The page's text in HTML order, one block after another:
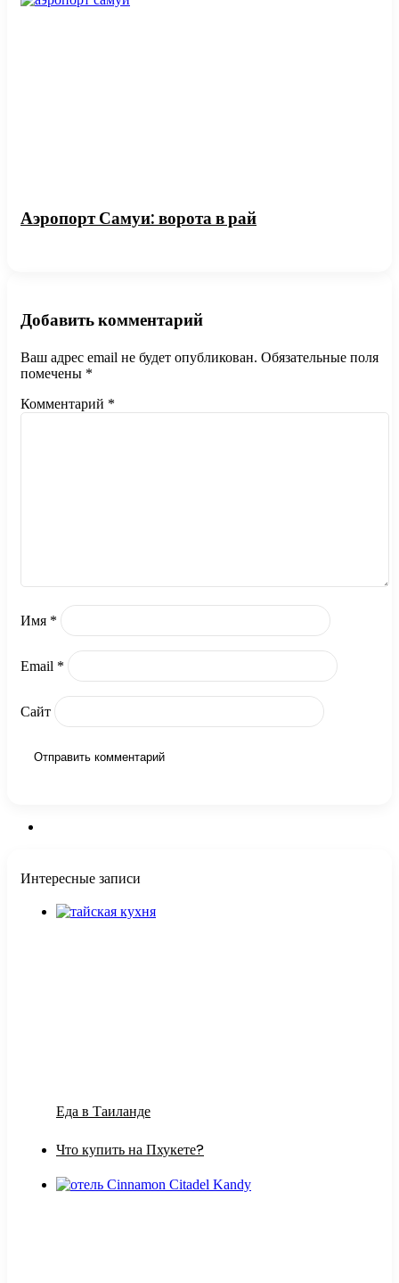
Аэропорт Самуи: ворота в рай
Добавить комментарий
Ваш адрес email не будет опубликован. Обязательные поля
помечены *
Комментарий *
Имя *
Email *
Сайт
Интересные записи
Еда в Таиланде
Что купить на Пхукете?